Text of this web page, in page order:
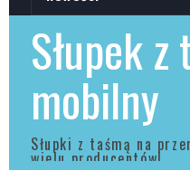
Słupek z
mobilny
Słupki z taśmą na
wielu producentów!